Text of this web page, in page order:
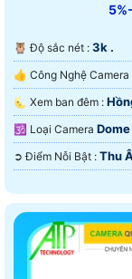
🦉 Độ sắc nét : 3k .
🌜 Xem ban đêm :
🕉️ Loại Camera
️➲ Điểm Nỗi Bật : Thu